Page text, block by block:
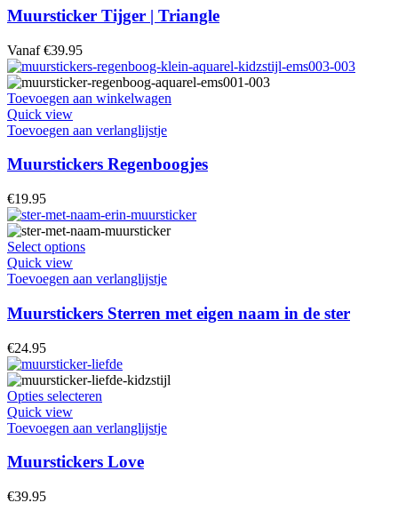
variaties.
Deze
kan
gekozen
worden
op
de
productpagina
Muursticker Tijger | Triangle
Vanaf €39.95
Toevoegen aan winkelwagen
Quick view
Toevoegen aan verlanglijstje
Muurstickers Regenboogjes
€19.95
Select optionsDit
heeft
variaties.
Deze
kan
gekozen
worden
op
productpagina
Quick view
Toevoegen aan verlanglijstje
Muurstickers Sterren met eigen naam in de ster
€24.95
Opties selecteren
heeft
variaties.
Quick view
Toevoegen aan verlanglijstje
Muurstickers Love
€39.95